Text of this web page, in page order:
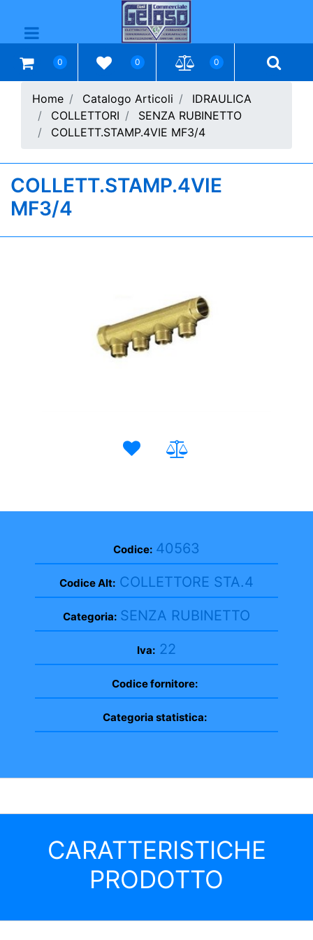
Open menu
0 0 0
Home Catalogo Articoli
IDRAULICA
COLLETTORI
SENZA RUBINETTO
COLLETT.STAMP.4VIE MF3/4
COLLETT.STAMP.4VIE
MF3/4
Codice: 40563
Codice Alt: COLLETTORE STA.4
Categoria: SENZA RUBINETTO
Iva: 22
Codice fornitore:
Categoria statistica:
CARATTERISTICHE
PRODOTTO